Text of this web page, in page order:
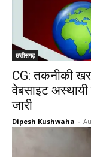
छत्तीसगढ़
CG: तकनीकी
वेबसाइट
जारी
Dipesh Kushwaha -